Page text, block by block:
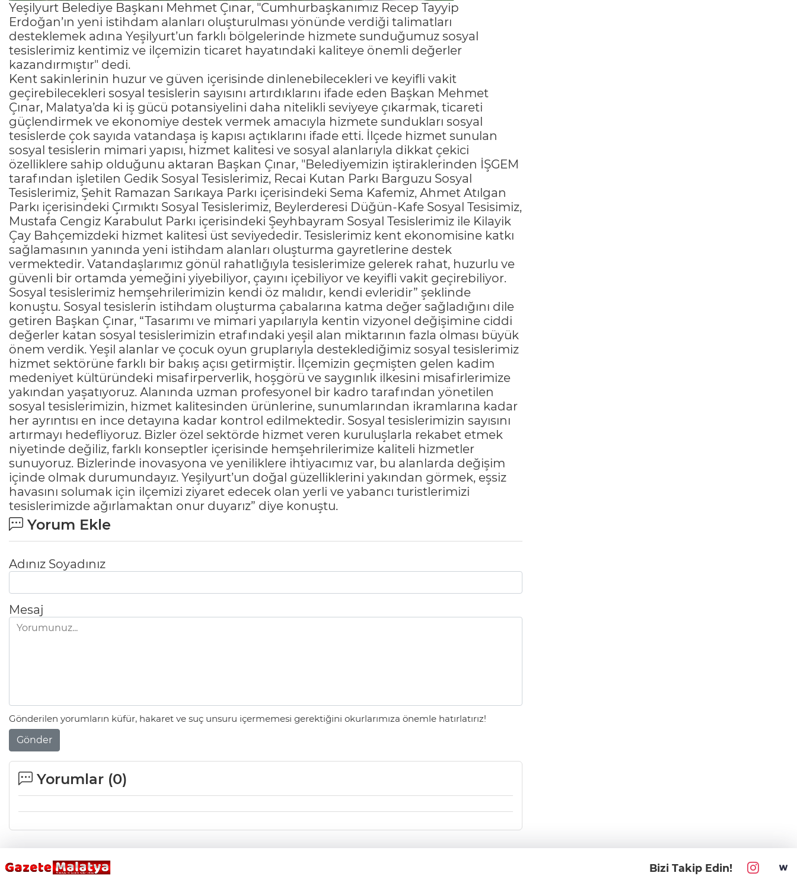
Yeşilyurt Belediye Başkanı Mehmet Çınar, "Cumhurbaşkanımız Recep Tayyip
Erdoğan’ın yeni istihdam alanları oluşturulması yönünde verdiği talimatları
desteklemek adına Yeşilyurt’un farklı bölgelerinde hizmete sunduğumuz sosyal
tesislerimiz kentimiz ve ilçemizin ticaret hayatındaki kaliteye önemli değerler
kazandırmıştır" dedi.
Kent sakinlerinin huzur ve güven içerisinde dinlenebilecekleri ve keyifli vakit
geçirebilecekleri sosyal tesislerin sayısını artırdıklarını ifade eden Başkan Mehmet
Çınar, Malatya’da ki iş gücü potansiyelini daha nitelikli seviyeye çıkarmak, ticareti
güçlendirmek ve ekonomiye destek vermek amacıyla hizmete sundukları sosyal
tesislerde çok sayıda vatandaşa iş kapısı açtıklarını ifade etti. İlçede hizmet sunulan
sosyal tesislerin mimari yapısı, hizmet kalitesi ve sosyal alanlarıyla dikkat çekici
özelliklere sahip olduğunu aktaran Başkan Çınar, "Belediyemizin iştiraklerinden İŞGEM
tarafından işletilen Gedik Sosyal Tesislerimiz, Recai Kutan Parkı Barguzu Sosyal
Tesislerimiz, Şehit Ramazan Sarıkaya Parkı içerisindeki Sema Kafemiz, Ahmet Atılgan
Parkı içerisindeki Çırmıktı Sosyal Tesislerimiz, Beylerderesi Düğün-Kafe Sosyal Tesisimiz,
Mustafa Cengiz Karabulut Parkı içerisindeki Şeyhbayram Sosyal Tesislerimiz ile Kilayik
Çay Bahçemizdeki hizmet kalitesi üst seviyededir. Tesislerimiz kent ekonomisine katkı
sağlamasının yanında yeni istihdam alanları oluşturma gayretlerine destek
vermektedir. Vatandaşlarımız gönül rahatlığıyla tesislerimize gelerek rahat, huzurlu ve
güvenli bir ortamda yemeğini yiyebiliyor, çayını içebiliyor ve keyifli vakit geçirebiliyor.
Sosyal tesislerimiz hemşehrilerimizin kendi öz malıdır, kendi evleridir” şeklinde
konuştu. Sosyal tesislerin istihdam oluşturma çabalarına katma değer sağladığını dile
getiren Başkan Çınar, “Tasarımı ve mimari yapılarıyla kentin vizyonel değişimine ciddi
değerler katan sosyal tesislerimizin etrafındaki yeşil alan miktarının fazla olması büyük
önem verdik. Yeşil alanlar ve çocuk oyun gruplarıyla desteklediğimiz sosyal tesislerimiz
hizmet sektörüne farklı bir bakış açısı getirmiştir. İlçemizin geçmişten gelen kadim
medeniyet kültüründeki misafirperverlik, hoşgörü ve saygınlık ilkesini misafirlerimize
yakından yaşatıyoruz. Alanında uzman profesyonel bir kadro tarafından yönetilen
sosyal tesislerimizin, hizmet kalitesinden ürünlerine, sunumlarından ikramlarına kadar
her ayrıntısı en ince detayına kadar kontrol edilmektedir. Sosyal tesislerimizin sayısını
artırmayı hedefliyoruz. Bizler özel sektörde hizmet veren kuruluşlarla rekabet etmek
niyetinde değiliz, farklı konseptler içerisinde hemşehrilerimize kaliteli hizmetler
sunuyoruz. Bizlerinde inovasyona ve yeniliklere ihtiyacımız var, bu alanlarda değişim
içinde olmak durumundayız. Yeşilyurt’un doğal güzelliklerini yakından görmek, eşsiz
havasını solumak için ilçemizi ziyaret edecek olan yerli ve yabancı turistlerimizi
tesislerimizde ağırlamaktan onur duyarız” diye konuştu.
Yorum Ekle
Adınız Soyadınız
Mesaj
Gönderilen yorumların küfür, hakaret ve suç unsuru içermemesi gerektiğini okurlarımıza önemle hatırlatırız!
Gönder
Yorumlar (0)
Bizi Takip Edin!